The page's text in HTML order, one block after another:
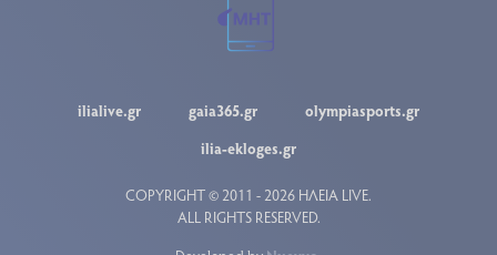
ilialive.gr gaia365.gr
olympiasports.gr
ilia-ekloges.gr
COPYRIGHT © 2011 - 2026 ΗΛΕΙΑ LIVE.
ALL RIGHTS RESERVED.